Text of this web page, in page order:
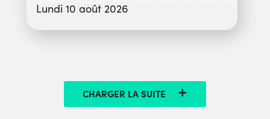
Lundi 10 août 2026
CHARGER LA SUITE